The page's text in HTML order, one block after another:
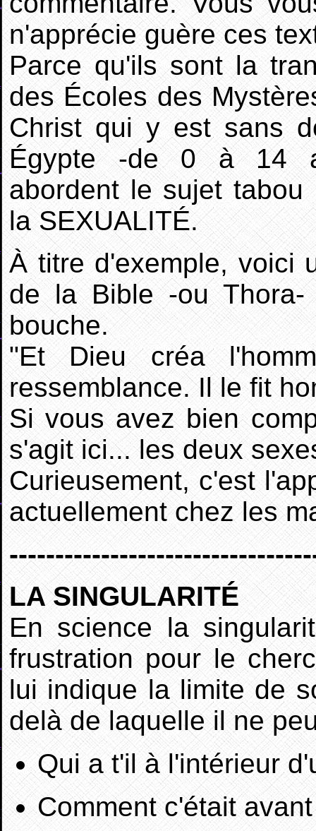
n'apprécie guère ces
Parce qu'ils sont la
des Écoles des
Christ qui y est sans
Égypte -de 0 à 14
abordent le sujet
la SEXUALITÉ.
À titre d'exemple, voici
de la Bible -ou
bouche.
"Et Dieu créa
ressemblance. Illefit
Si vous avez bien
s'agit ici... les deux
Curieusement, c'est
actuellement chez les
LA SINGULARITÉ
En science la
frustration pour le
lui indique la limite de
delà de laquelle il ne
Qui a t'il à l'intérieur
Comment c'était